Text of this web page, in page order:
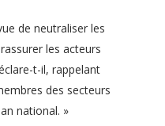
de neutraliser les
les acteurs
t-il, rappelant
des secteurs
national. »